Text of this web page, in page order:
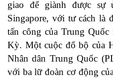
giao để giành được sự
Singapore, với tư cách là
tấn công của Trung
Kỳ. Một cuộc đổ bộ của
Nhân dân Trung Quốc
với ba lữ đoàn cơ động